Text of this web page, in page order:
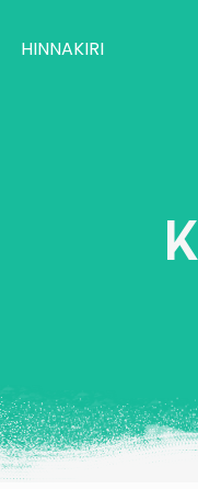
HINNAKIRI